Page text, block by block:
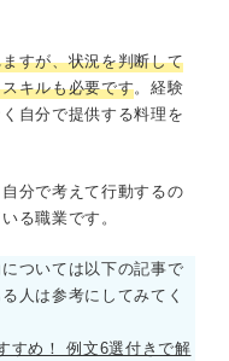
すが、状況を判断して
キルも必要です。経験
自分で提供する料理を
分で考えて行動するの
る職業です。
ついては以下の記事で
人は参考にしてみてく
すめ！ 例文6選付きで解